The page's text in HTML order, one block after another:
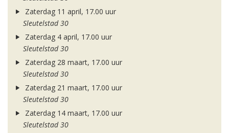
Zaterdag 11 april, 17.00 uur
Sleutelstad 30
Zaterdag 4 april, 17.00 uur
Sleutelstad 30
Zaterdag 28 maart, 17.00 uur
Sleutelstad 30
Zaterdag 21 maart, 17.00 uur
Sleutelstad 30
Zaterdag 14 maart, 17.00 uur
Sleutelstad 30